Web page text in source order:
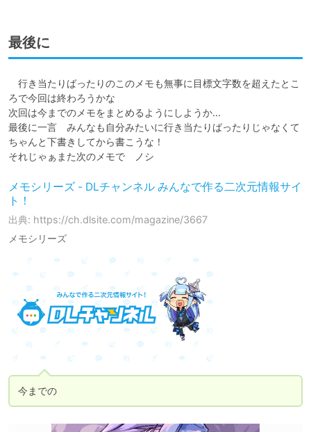
最後に
行き当たりばったりのこのメモも無事に目標文字数を超えたとこ
ろで今回は終わろうかな
次回は今までのメモをまとめるようにしようか…
最後に一言　みんなも自分みたいに行き当たりばったりじゃなくて
ちゃんと下書きしてから書こうな！
それじゃぁまた次のメモで　ノシ
メモシリーズ - DLチャンネル みんなで作る二次元情報サイ
ト！
出典: https://ch.dlsite.com/magazine/3667
メモシリーズ